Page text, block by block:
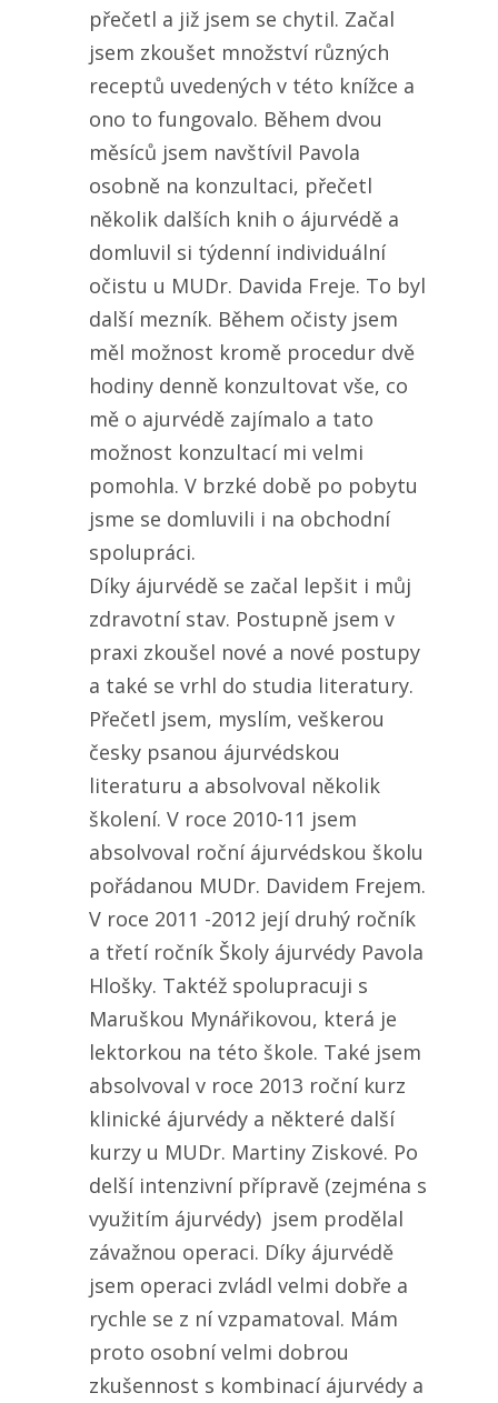
přečetl a již jsem se chytil. Začal
jsem zkoušet množství různých
receptů uvedených v této knížce a
ono to fungovalo. Během dvou
měsíců jsem navštívil Pavola
osobně na konzultaci, přečetl
několik dalších knih o ájurvédě a
domluvil si týdenní individuální
očistu u MUDr. Davida Freje. To byl
další mezník. Během očisty jsem
měl možnost kromě procedur dvě
hodiny denně konzultovat vše, co
mě o ajurvédě zajímalo a tato
možnost konzultací mi velmi
pomohla. V brzké době po pobytu
jsme se domluvili i na obchodní
spolupráci.
Díky ájurvédě se začal lepšit i můj
zdravotní stav. Postupně jsem v
praxi zkoušel nové a nové postupy
a také se vrhl do studia literatury.
Přečetl jsem, myslím, veškerou
česky psanou ájurvédskou
literaturu a absolvoval několik
školení. V roce 2010-11 jsem
absolvoval roční ájurvédskou školu
pořádanou MUDr. Davidem Frejem.
V roce 2011 -2012 její druhý ročník
a třetí ročník Školy ájurvédy Pavola
Hlošky. Taktéž spolupracuji s
Maruškou Mynářikovou, která je
lektorkou na této škole. Také jsem
absolvoval v roce 2013 roční kurz
klinické ájurvédy a některé další
kurzy u MUDr. Martiny Ziskové. Po
delší intenzivní přípravě (zejména s
využitím ájurvédy) jsem prodělal
závažnou operaci. Díky ájurvédě
jsem operaci zvládl velmi dobře a
rychle se z ní vzpamatoval. Mám
proto osobní velmi dobrou
zkušennost s kombinací ájurvédy a